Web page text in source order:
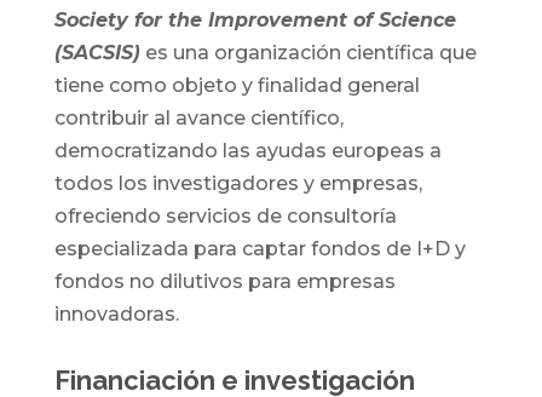
Society for the Improvement of Science
(SACSIS)es una organización científica que
tiene como objeto y finalidad general
contribuir al avance científico,
democratizando las ayudas europeas a
todos los investigadores y empresas,
ofreciendo servicios de consultoría
especializada para captar fondos de I+D y
fondos no dilutivos para empresas
innovadoras.
Financiación e investigación